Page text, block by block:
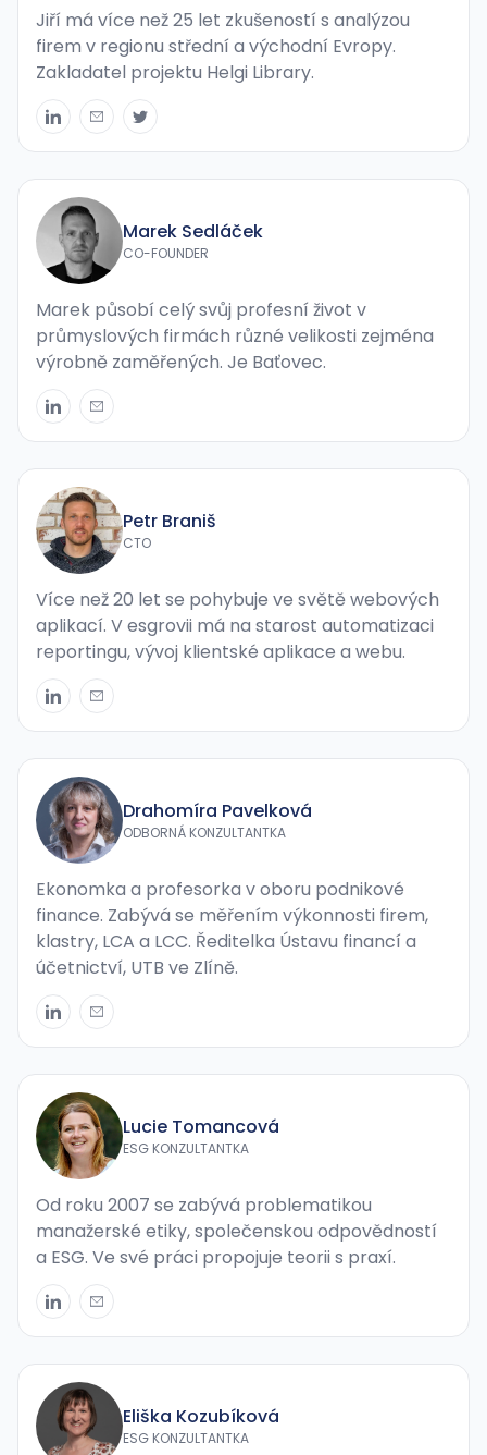
Jiří má více než 25 let zkušeností s analýzou
firem v regionu střední a východní Evropy.
Zakladatel projektu Helgi Library.
Marek Sedláček
CO-FOUNDER
Marek působí celý svůj profesní život v
průmyslových firmách různé velikosti zejména
výrobně zaměřených. Je Baťovec.
Petr Braniš
CTO
Více než 20 let se pohybuje ve světě webových
aplikací. V esgrovii má na starost automatizaci
reportingu, vývoj klientské aplikace a webu.
Drahomíra Pavelková
ODBORNÁ KONZULTANTKA
Ekonomka a profesorka v oboru podnikové
finance. Zabývá se měřením výkonnosti firem,
klastry, LCA a LCC. Ředitelka Ústavu financí a
účetnictví, UTB ve Zlíně.
Lucie Tomancová
ESG KONZULTANTKA
Od roku 2007 se zabývá problematikou
manažerské etiky, společenskou odpovědností
a ESG. Ve své práci propojuje teorii s praxí.
Eliška Kozubíková
ESG KONZULTANTKA